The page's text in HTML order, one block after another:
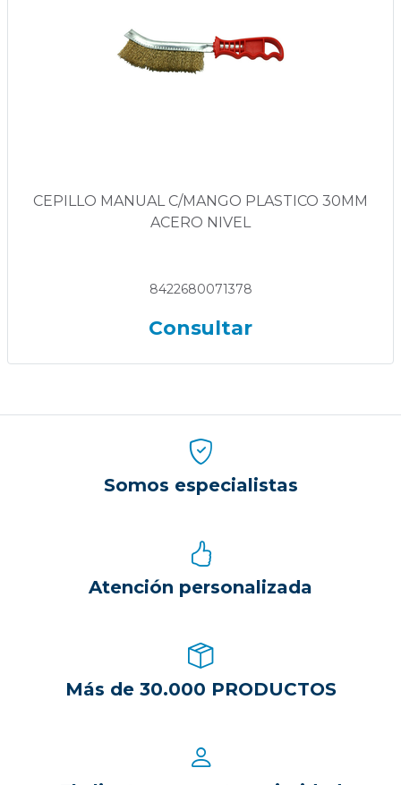
CEPILLO MANUAL C/MANGO PLASTICO 30MM
ACERO NIVEL
8422680071378
Consultar
Somos especialistas
Atención personalizada
Más de 30.000 PRODUCTOS